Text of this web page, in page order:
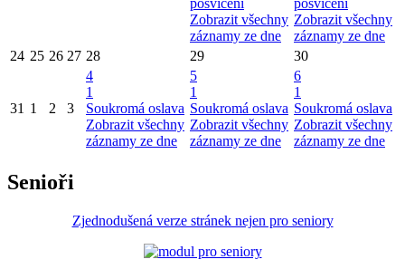
Zobrazit všechny
záznamy ze dne
Zobrazit všechny
záznamy ze dne
24 25 26 27 28 29 30
31 1 2 3
4
1
Soukromá oslava
Zobrazit všechny
záznamy ze dne
5
1
Soukromá oslava
Zobrazit všechny
záznamy ze dne
6
1
Soukromá oslava
Zobrazit všechny
záznamy ze dne
Senioři
Zjednodušená verze stránek nejen pro seniory